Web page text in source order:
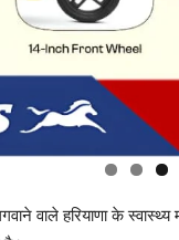
वाले हरियाणा के